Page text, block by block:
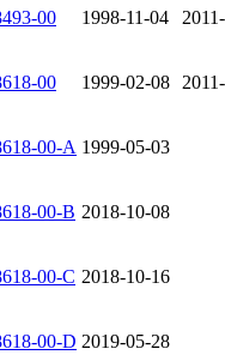
00 1998-11-04
00 1999-02-08
00-A 1999-05-03
00-B 2018-10-08
00-C 2018-10-16
00-D 2019-05-28